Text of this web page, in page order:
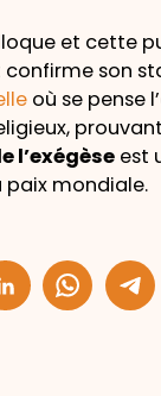
et cette
confirme son
où se pense
l’exégèseest
paix mondiale.